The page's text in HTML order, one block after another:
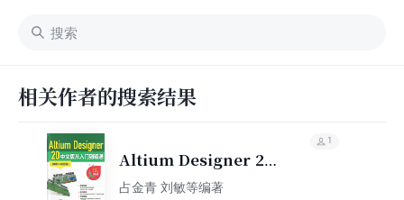
相关作者的搜索结果
Altium Designer 20
中文版从入门到精通
占金青 刘敏等编著
1